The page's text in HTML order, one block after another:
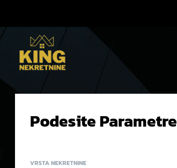
Podesite Parametre
VRSTA NEKRETNINE